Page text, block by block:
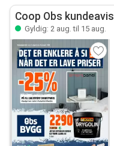
Coop Obs kundeavis
Gyldig: 2 aug. til 15 aug.